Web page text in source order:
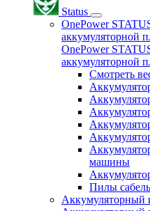
Status
OnePower
аккумуляторной
OnePower
аккумуляторной
Смотреть
машины
Пилы
Аккумуляторный